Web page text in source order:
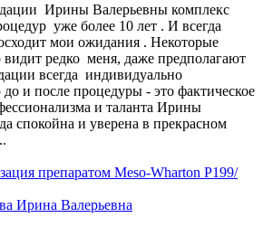
Ирины Валерьевны комплекс
уже более 10 лет . И всегда
мои ожидания . Некоторые
видит редко меня, даже предполагают
всегда индивидуально
и после процедуры - это фактическое
и таланта Ирины
спокойна и уверена в прекрасном
препаратом Meso-Wharton P199/
Ирина Валерьевна